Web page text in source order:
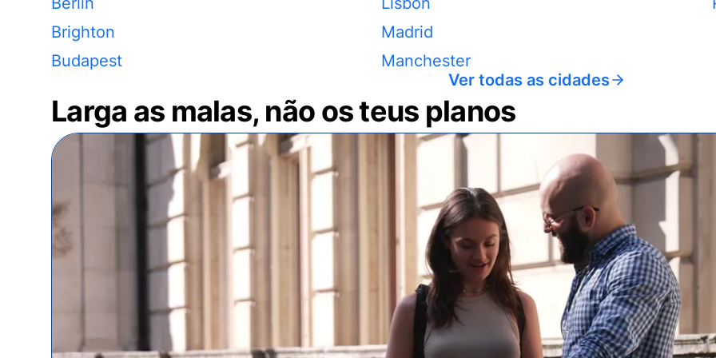
Brighton
Budapest
Madrid
Manchester
Ver todas as cidades
Larga as malas, não os teus planos